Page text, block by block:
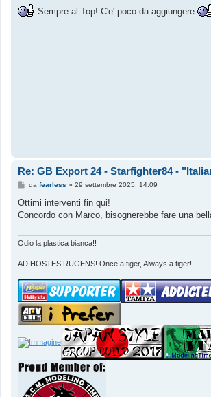
s
s
Sempre al Top! C'e' poco da aggiungere
Re: GB Export 24 - Starfighter84 -
M
s
a
i
da fearless » 29 settembre 2025, 14:09
Ottimi interventi fin qui!
Concordo con Marco, bisognerebbe fare una
Odio la plastica bianca!!
AD HOSTES RUGENS! Once a tiger, Always a tiger!